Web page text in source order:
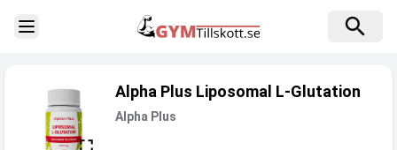
Toggle Sidebar
Alpha Plus Liposomal L-Glutation
Alpha Plus